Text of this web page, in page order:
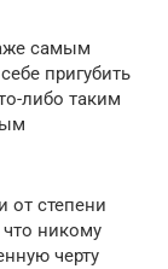
самым
пригубить
либо таким
от степени
никому
черту